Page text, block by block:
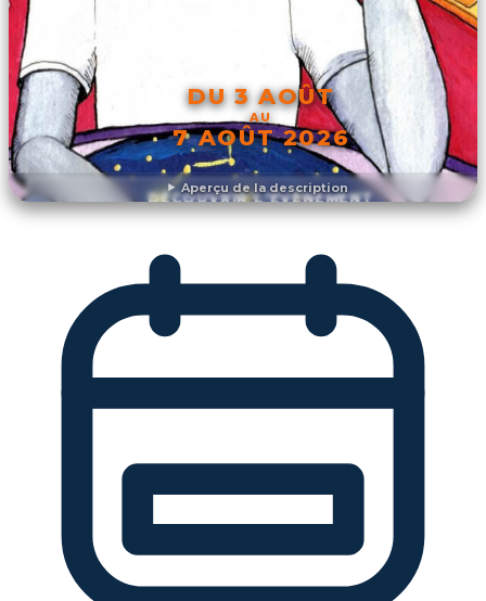
Aperçu de la description
DU 3 AOÛT
AU
7 AOÛT 2026
DÉCOUVRIR L'ÉVÉNEMENT